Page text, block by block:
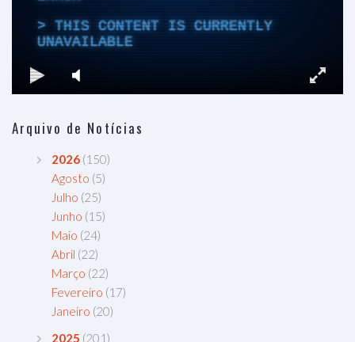
Arquivo de Notícias
2026 (150)
Agosto (5)
Julho (25)
Junho (15)
Maio (24)
Abril (22)
Março (22)
Fevereiro (17)
Janeiro (20)
2025 (201)